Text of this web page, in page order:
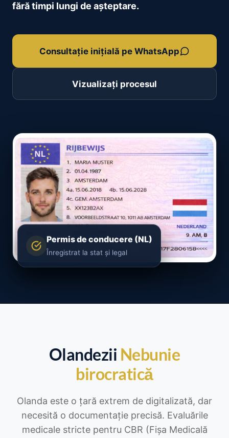
fără timpi lungi de așteptare.
Consultație inițială pe WhatsApp
Vizualizați procesul
Permis de conducere (NL)
Înregistrat la stat și legal
Olandezii Nebunie
birocratică
Olanda este o țară extrem de digitalizată, dar
necesită o documentație precisă. Evaluările
medicale stricte pentru CBR (Fișa Medicală